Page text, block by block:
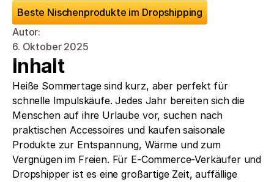
Beste Nischenprodukte im Dropshipping
Autor:
6. Oktober 2025
Inhalt
Heiße Sommertage sind kurz, aber perfekt für
schnelle Impulskäufe. Jedes Jahr bereiten sich die
Menschen auf ihre Urlaube vor, suchen nach
praktischen Accessoires und kaufen saisonale
Produkte zur Entspannung, Wärme und zum
Vergnügen im Freien. Für E-Commerce-Verkäufer und
Dropshipper ist es eine großartige Zeit, auffällige